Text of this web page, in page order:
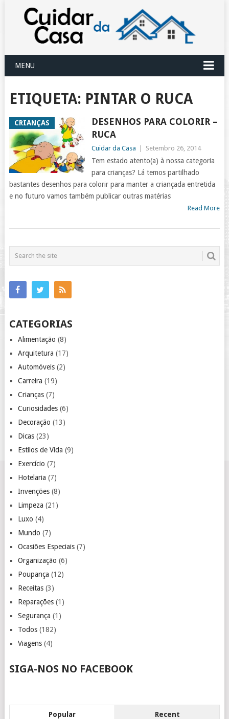
MENU
ETIQUETA: PINTAR O RUCA
CRIANÇAS
DESENHOS PARA COLORIR –
RUCA
Cuidar da Casa Setembro 26, 2014
Tem estado atento(a) à nossa categoria
para crianças? Lá temos partilhado
bastantes desenhos para colorir para manter a criançada entretida
e no futuro vamos também publicar outras matérias
Read More
CATEGORIAS
Alimentação (8)
Arquitetura (17)
Automóveis(2)
Carreira (19)
Crianças(7)
Curiosidades(6)
Decoração (13)
Dicas(23)
Estilos de Vida (9)
Exercício (7)
Hotelaria (7)
Invenções(8)
Limpeza (21)
Luxo (4)
Mundo (7)
Ocasiões Especiais(7)
Organização (6)
Poupança (12)
Receitas(3)
Reparações(1)
Segurança (1)
Todos(182)
Viagens(4)
SIGA-NOS NO FACEBOOK
Popular Recent